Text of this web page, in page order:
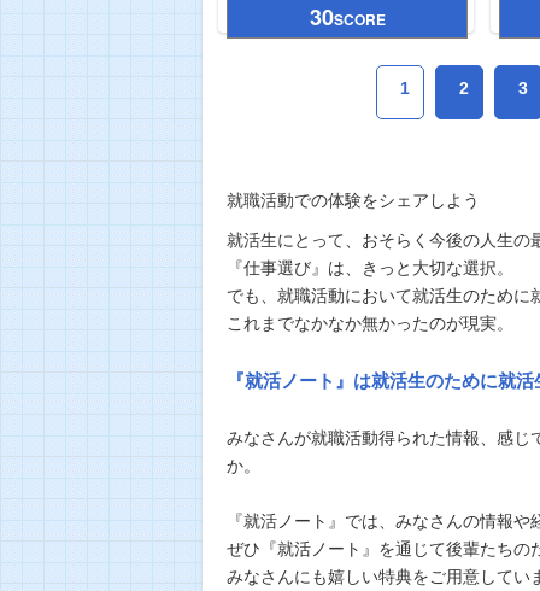
30SCORE
1 2 3
就職活動での体験をシェアしよう
就活生にとって、おそらく今後の人生
『仕事選び』は、きっと大切な選択。
でも、就職活動において就活生のため
これまでなかなか無かったのが現実。
『就活ノート』は就活生のために就
みなさんが就職活動得られた情報、感
か。
『就活ノート』では、みなさんの情報
ぜひ『就活ノート』を通じて後輩たち
みなさんにも嬉しい特典をご用意してい